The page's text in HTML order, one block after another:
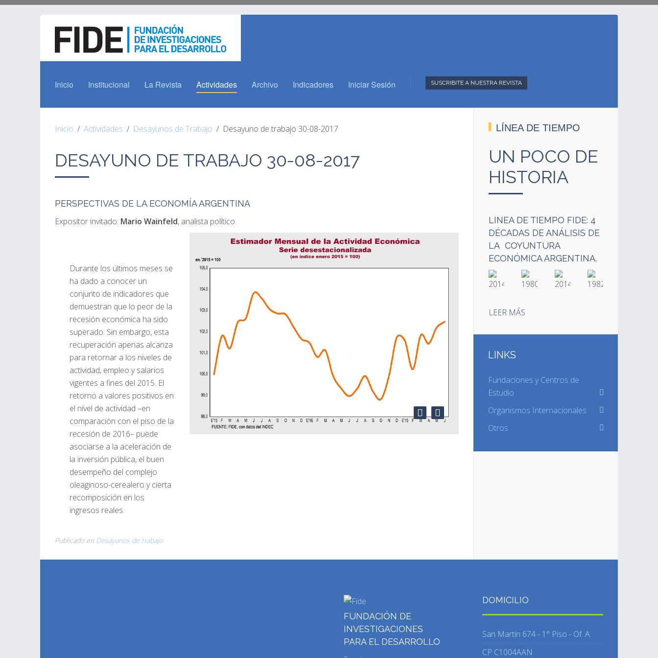
Inicio Institucional La Revista Actividades Archivo Indicadores Iniciar Sesión SUSCRIBITE A NUESTRA REVISTA
Inicio Actividades Desayunos de Trabajo Desayuno de trabajo 30-08-2017
DESAYUNO DE TRABAJO 30-08-2017
PERSPECTIVAS DE LA ECONOMÍA ARGENTINA
Expositor invitado: Mario Wainfeld, analista político.
Durante los últimos meses se
ha dado a conocer un
conjunto de indicadores que
demuestran que lo peor de la
recesión económica ha sido
superado. Sin embargo, esta
recuperación apenas alcanza
para retornar a los niveles de
actividad, empleo y salarios
vigentes a fines del 2015. El
retorno a valores positivos en
el nivel de actividad –en
comparación con el piso de la
recesión de 2016– puede
asociarse a la aceleración de
la inversión pública, el buen
desempeño del complejo
oleaginoso-cerealero y cierta
recomposición en los
ingresos reales.
Publicado en Desayunos de trabajo
LÍNEA DE TIEMPO
UN POCO DE
HISTORIA
LINEA DE TIEMPO FIDE: 4
DÉCADAS DE ANÁLISIS DE
LA COYUNTURA
ECONÓMICA ARGENTINA.
LEER MÁS
LINKS
Fundaciones y Centros de
Estudio
Organismos Internacionales
Otros
FUNDACIÓN DE
INVESTIGACIONES
PARA EL DESARROLLO
DOMICILIO
San Martin 674 - 1° Piso - Of. A
CP C1004AAN